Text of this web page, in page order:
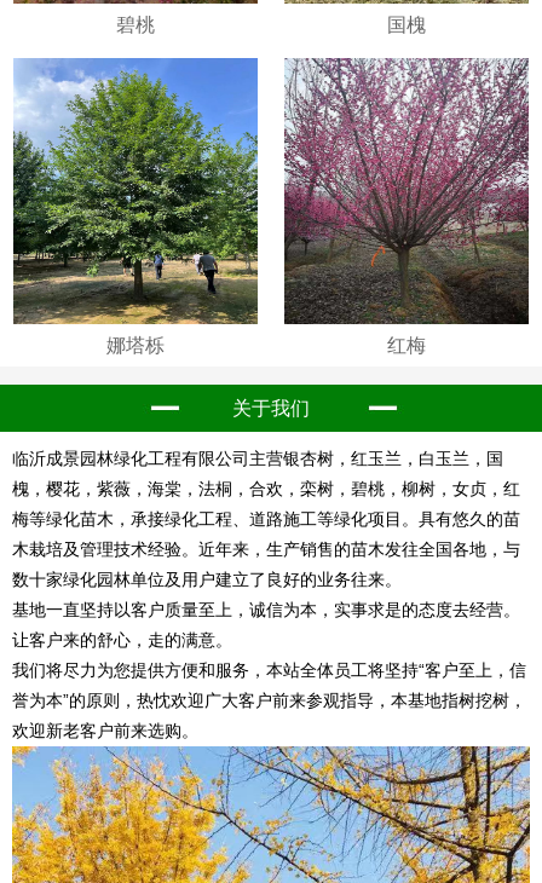
碧桃 国槐
娜塔栎 红梅
关于我们
临沂成景园林绿化工程有限公司主营银杏树，红玉兰，白玉兰，国
槐，樱花，紫薇，海棠，法桐，合欢，栾树，碧桃，柳树，女贞，红
梅等绿化苗木，承接绿化工程、道路施工等绿化项目。具有悠久的苗
木栽培及管理技术经验。近年来，生产销售的苗木发往全国各地，与
数十家绿化园林单位及用户建立了良好的业务往来。
基地一直坚持以客户质量至上，诚信为本，实事求是的态度去经营。
让客户来的舒心，走的满意。
我们将尽力为您提供方便和服务，本站全体员工将坚持“客户至上，信
誉为本”的原则，热忱欢迎广大客户前来参观指导，本基地指树挖树，
欢迎新老客户前来选购。